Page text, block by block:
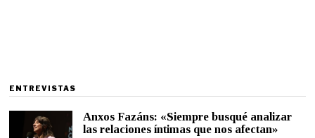
ENTREVISTAS
Anxos Fazáns: «Siempre busqué analizar
las relaciones íntimas que nos afectan»